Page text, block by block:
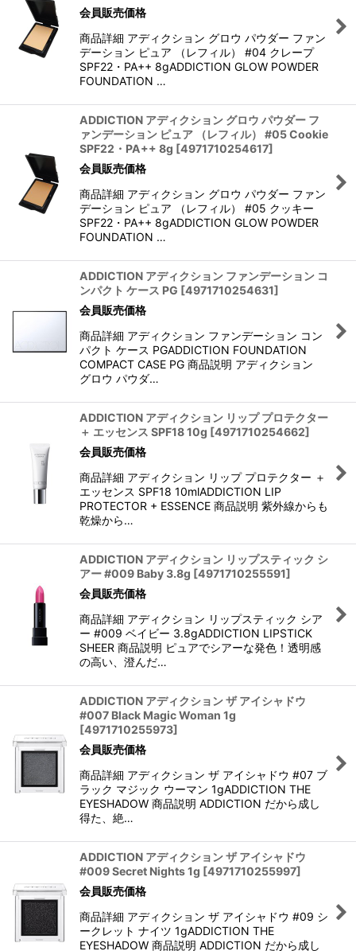
会員販売価格
商品詳細 アディクション グロウ パウダー ファン
デーション ピュア （レフィル） #04 クレープ
SPF22・PA++ 8gADDICTION GLOW POWDER
FOUNDATION …
ADDICTION アディクション グロウ パウダー フ
ァンデーション ピュア （レフィル） #05 Cookie
SPF22・PA++ 8g [4971710254617]
会員販売価格
商品詳細 アディクション グロウ パウダー ファン
デーション ピュア （レフィル） #05 クッキー
SPF22・PA++ 8gADDICTION GLOW POWDER
FOUNDATION …
ADDICTION アディクション ファンデーション コ
ンパクト ケース PG [4971710254631]
会員販売価格
商品詳細 アディクション ファンデーション コン
パクト ケース PGADDICTION FOUNDATION
COMPACT CASE PG 商品説明 アディクション
グロウ パウダ…
ADDICTION アディクション リップ プロテクター
＋ エッセンス SPF18 10g [4971710254662]
会員販売価格
商品詳細 アディクション リップ プロテクター ＋
エッセンス SPF18 10mlADDICTION LIP
PROTECTOR + ESSENCE 商品説明 紫外線からも
乾燥から…
ADDICTION アディクション リップスティック シ
アー #009 Baby 3.8g [4971710255591]
会員販売価格
商品詳細 アディクション リップスティック シア
ー #009 ベイビー 3.8gADDICTION LIPSTICK
SHEER 商品説明 ピュアでシアーな発色！透明感
の高い、澄んだ…
ADDICTION アディクション ザ アイシャドウ
#007 Black Magic Woman 1g
[4971710255973]
会員販売価格
商品詳細 アディクション ザ アイシャドウ #07 ブ
ラック マジック ウーマン 1gADDICTION THE
EYESHADOW 商品説明 ADDICTION だから成し
得た、絶…
ADDICTION アディクション ザ アイシャドウ
#009 Secret Nights 1g [4971710255997]
会員販売価格
商品詳細 アディクション ザ アイシャドウ #09 シ
ークレット ナイツ 1gADDICTION THE
EYESHADOW 商品説明 ADDICTION だから成し